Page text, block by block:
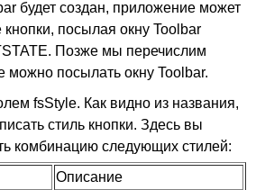
будет создан, приложение может
кнопки, посылая окну Toolbar
Позже мы перечислим
можно посылать окну Toolbar.
fsStyle. Как видно из названия,
стиль кнопки. Здесь вы
комбинацию следующих стилей:
Описание